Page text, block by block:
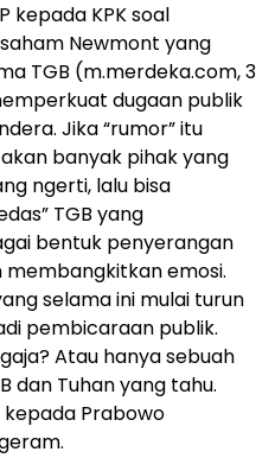
kepada KPK soal
Newmont yang
TGB (m.merdeka.com, 3
dugaan publik
Jika “rumor” itu
banyak pihak yang
ngerti, lalu bisa
TGB yang
bentuk penyerangan
emosi.
selama ini mulai turun
pembicaraan publik.
Atau hanya sebuah
dan Tuhan yang tahu.
kepada Prabowo